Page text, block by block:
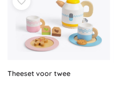
Theeset voor twee